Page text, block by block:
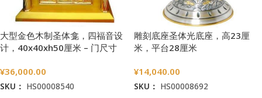
大型金色木制圣体龛，四福音设
计，40x40xh50厘米 – 门尺寸
¥36,000.00
SKU： HS00008540
雕刻底座圣体光底座，高23厘
米，平台28厘米
¥14,040.00
SKU： HS00008692